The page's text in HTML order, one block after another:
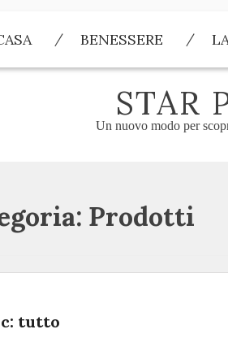
BENESSERE
STAR
Un nuovo modo per
Prodotti
tutto